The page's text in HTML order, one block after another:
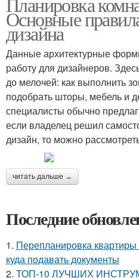
Основные
дизайна
Данные архитектурные
работу для дизайнеров.
до мелочей: как выполнить
подобрать шторы, мебель и
специалисты обычно
если владелец решил
дизайн, то можно
читать дальше →
Последние
1. Перепланировка квартиры
куда подавать документы
2. ТОП-10 ЛУЧШИХ